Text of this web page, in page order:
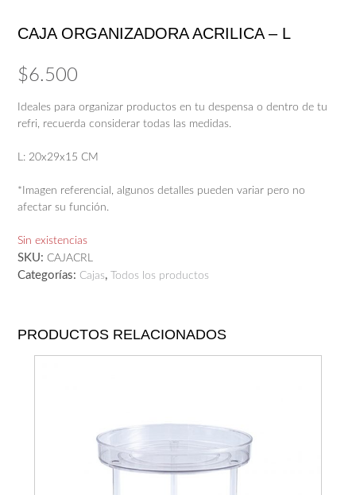
CAJA ORGANIZADORA ACRILICA – L
$6.500
Ideales para organizar productos en tu despensa o dentro de tu
refri, recuerda considerar todas las medidas.
L: 20x29x15 CM
*Imagen referencial, algunos detalles pueden variar pero no
afectar su función.
Sin existencias
SKU: CAJACRL
Categorías: Cajas, Todos los productos
PRODUCTOS RELACIONADOS